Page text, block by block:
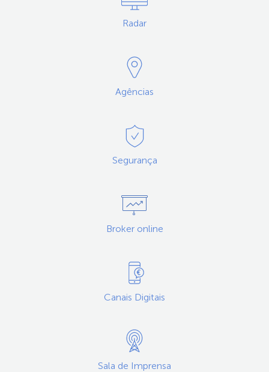
Radar
Agências
Segurança
Broker online
Canais Digitais
Sala de Imprensa